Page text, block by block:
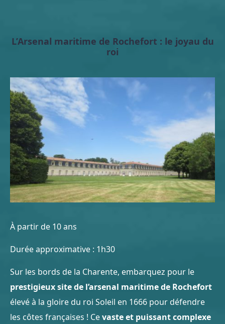
L’Arsenal maritime de Rochefort : le joyau du
roi
À partir de 10 ans
Durée approximative : 1h30
Sur les bords de la Charente, embarquez pour le
prestigieux site de l’arsenal maritime de Rochefort
élevé à la gloire du roi Soleil en 1666 pour défendre
les côtes françaises ! Cevaste et puissant complexe